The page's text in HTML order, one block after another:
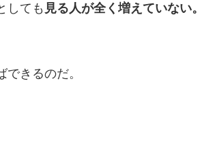
しても 見る人が全く増えていない。
きるのだ。